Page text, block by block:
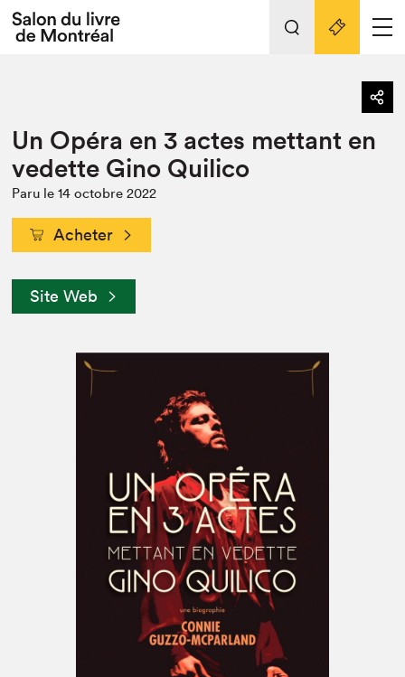
Espace exposant⋅e⋅s
Espace enseignant·e·s
Actualités
Club de lecture Braindate
Nos activités
Édition 2022
Planifier sa visite
Nous connaître
Archives
Liens pratiques
Un Opéra en 3 actes mettant en
vedette Gino Quilico
Paru le 14 octobre 2022
Acheter
Site Web